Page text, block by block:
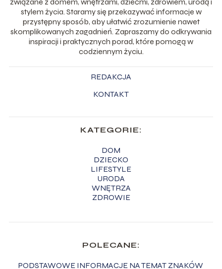
stylem życia. Staramy się przekazywać informacje w
przystępny sposób, aby ułatwić zrozumienie nawet
skomplikowanych zagadnień. Zapraszamy do odkrywania
inspiracji i praktycznych porad, które pomogą w
codziennym życiu.
REDAKCJA
KONTAKT
KATEGORIE:
DOM
DZIECKO
LIFESTYLE
URODA
WNĘTRZA
ZDROWIE
POLECANE:
PODSTAWOWE INFORMACJE NA TEMAT ZNAKÓW